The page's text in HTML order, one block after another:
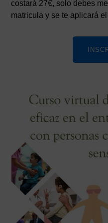
costará 27€, solo debes
matricula y se te aplicará